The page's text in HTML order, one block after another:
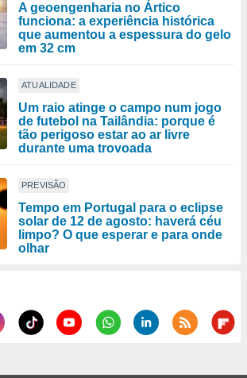
A geoengenharia no Ártico
funciona: a experiência histórica
que aumentou a espessura do gelo
em 32 cm
ATUALIDADE
Um raio atinge o campo num jogo
de futebol na Tailândia: porque é
tão perigoso estar ao ar livre
durante uma trovoada
PREVISÃO
Tempo em Portugal para o eclipse
solar de 12 de agosto: haverá céu
limpo? O que esperar e para onde
olhar